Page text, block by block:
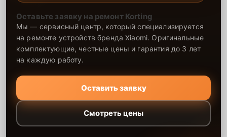
Оставьте заявку на ремонт Korting
Мы — сервисный центр, который специализируется
на ремонте устройств бренда Xiaomi. Оригинальные
комплектующие, честные цены и гарантия до 3 лет
на каждую работу.
Оставить заявку
Смотреть цены